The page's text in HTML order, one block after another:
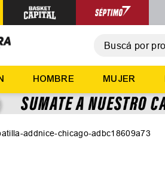
HOMBRE MUJER
addnice-chicago-adbc18609a73